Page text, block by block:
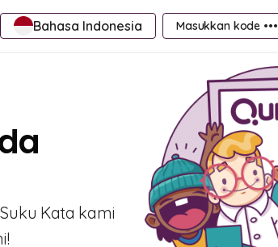
Bahasa Indonesia Masukkan kode •••
Kata kami